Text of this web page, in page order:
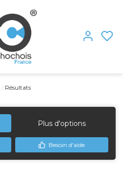
Résultats
Plus d'options
Besoin d'aide